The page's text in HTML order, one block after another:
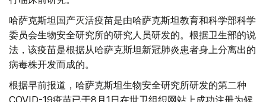
哈萨克斯坦国产灭活疫苗是由哈萨克斯坦教育和科学部科学
委员会生物安全研究所的研究人员研发的。根据卫生部的说
法，该疫苗是根据从哈萨克斯坦新冠肺炎患者身上分离出的
病毒株开发而成的。
根据早前报道，哈萨克斯坦生物安全研究所研发的第二种
COVID-19疫苗已于8月1日在世卫组织网站上成功注册为候